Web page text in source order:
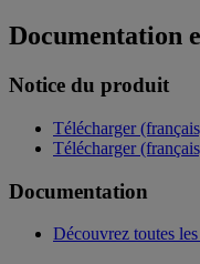
Documentation
Notice du produit
Télécharger
Télécharger
Documentation
Découvrez toutes